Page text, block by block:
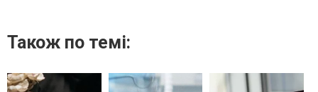
Також по темі: